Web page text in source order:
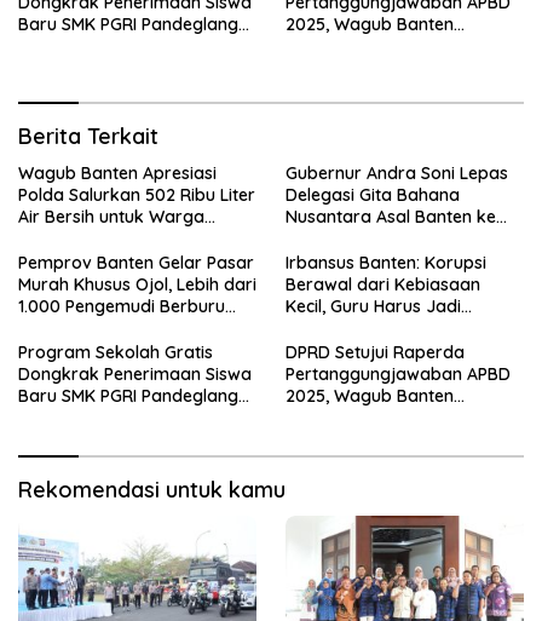
Baru SMK PGRI Pandeglang
2025, Wagub Banten
Berita Terkait
Wagub Banten Apresiasi
Polda Salurkan 502 Ribu Liter
Air Bersih untuk Warga
Gubernur Andra Soni Lepas
Delegasi Gita Bahana
Nusantara Asal Banten ke
Pemprov Banten Gelar Pasar
Murah Khusus Ojol, Lebih dari
1.000 Pengemudi Berburu
Irbansus Banten: Korupsi
Berawal dari Kebiasaan
Kecil, Guru Harus Jadi
Program Sekolah Gratis
Dongkrak Penerimaan Siswa
Baru SMK PGRI Pandeglang
DPRD Setujui Raperda
Pertanggungjawaban APBD
2025, Wagub Banten
Rekomendasi untuk kamu